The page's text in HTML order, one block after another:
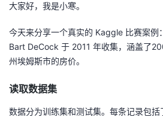
者
的
我
大家好，我是小寒。
今天来分享一个真实的 Kaggle ⽐赛案例
Bart DeCock 于 2011 年收集，涵盖了
州埃姆斯市的房价。
读取数据集
数据分为训练集和测试集。每条记录包